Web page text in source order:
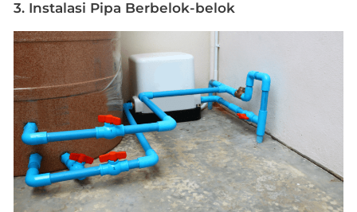
3. Instalasi Pipa Berbelok-belok